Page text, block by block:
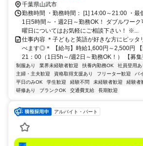
応相談 ※屋内禁煙
千葉県山武市
勤務時間 ・勤務時間： [1] 14:00～21:00 ・最
1日5時間～・週2日～勤務OK！ ダブルワー
曜日についてはお気軽にご相談下さい！ ※...
仕事内容 ＊子どもと英語が好きな方にピッタ
べます◎＊ 【給与】時給1,600円～2,500円
21：00（1日5h～/週2日～勤務OK！） 【募
制服あり 業界未経験者歓迎 扶養内勤務OK 社員登用あ
主婦・主夫歓迎
資格取得支援あり フリーター歓迎 バ
平日のみOK
学生歓迎 経験不問 未経験者歓迎 経験者
研修あり
ブランクOK 交通費支給 長期歓迎
アルバイト・パート